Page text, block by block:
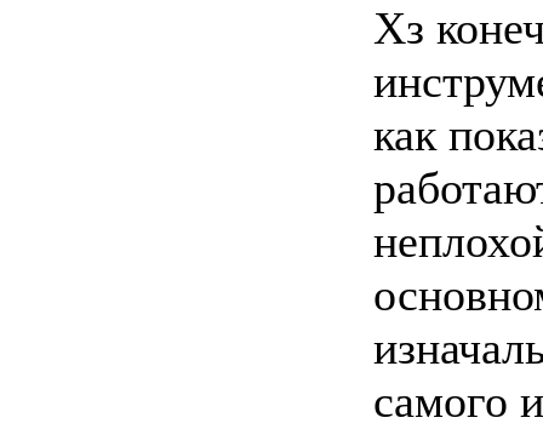
Хз
как
самого